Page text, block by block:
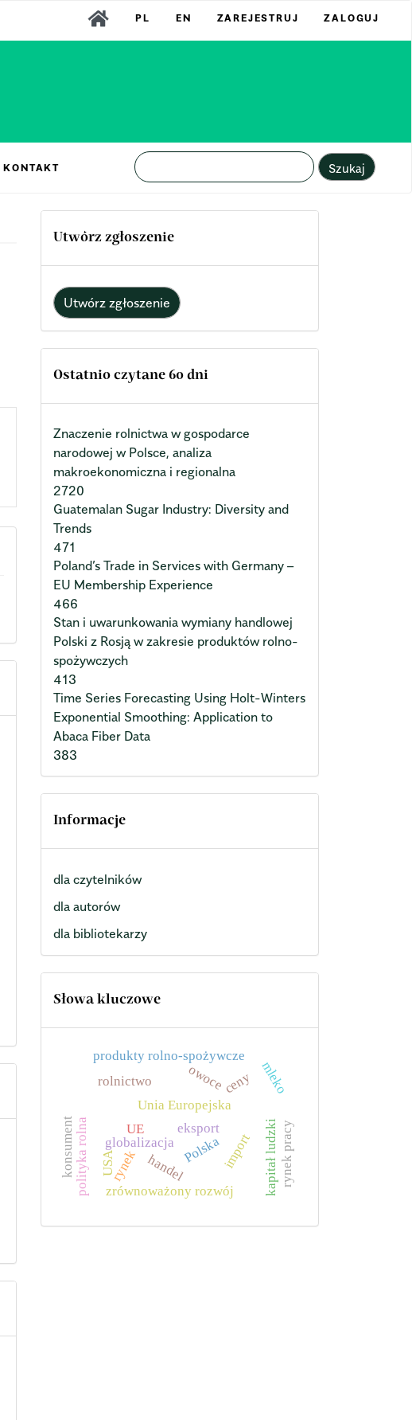
PL EN ZAREJESTRUJ ZALOGUJ
KONTAKT Szukaj
Utwórz zgłoszenie
Utwórz zgłoszenie
Ostatnio czytane 60 dni
Znaczenie rolnictwa w gospodarce
narodowej w Polsce, analiza
makroekonomiczna i regionalna
2720
Guatemalan Sugar Industry: Diversity and
Trends
471
Poland’s Trade in Services with Germany –
EU Membership Experience
466
Stan i uwarunkowania wymiany handlowej
Polski z Rosją w zakresie produktów rolno-
spożywczych
413
Time Series Forecasting Using Holt-Winters
Exponential Smoothing: Application to
Abaca Fiber Data
383
Informacje
dla czytelników
dla autorów
dla bibliotekarzy
Słowa kluczowe
Unia Europejska
rolnictwo
eksport
import
Polska
globalizacja
ceny
produkty rolno-spożywcze
polityka rolna UE
handel
rynek
zrównoważony rozwój kapitał ludzki
konsument
owoce mleko
rynek pracy
USA